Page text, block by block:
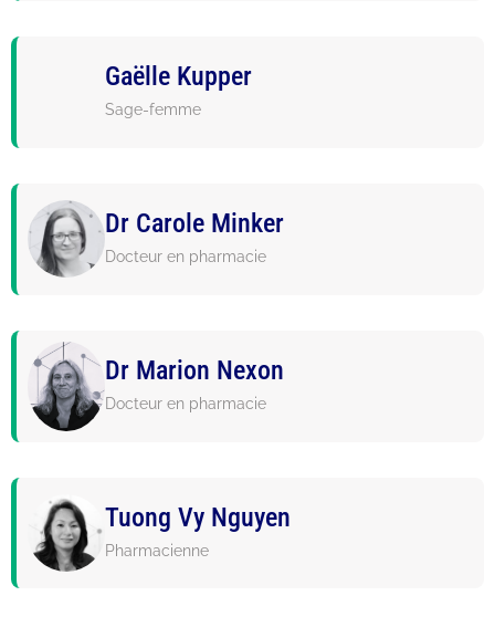
Gaëlle Kupper
Sage-femme
Dr Carole Minker
Docteur en pharmacie
Dr Marion Nexon
Docteur en pharmacie
Tuong Vy Nguyen
Pharmacienne